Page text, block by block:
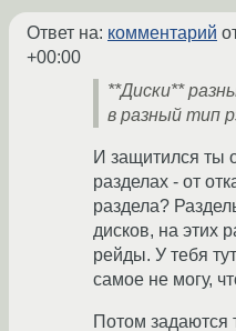
Ответ на: комментарий
+00:00
**Диски**
в разный тип
И защитился ты
разделах - от
раздела?
дисков, на этих
рейды. У тебя
самое не могу,
Потом задаются